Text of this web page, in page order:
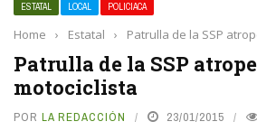
ESTATAL LOCAL POLICIACA
Home › Estatal › Patrulla de la SSP
Patrulla de la SSP
motociclista
POR LA REDACCIÓN 23/01/2015